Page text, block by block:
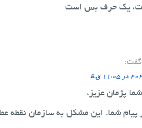
یک حرف بس است
گفت:
ق.ظ
پژمان عزیز،
پیام شما. این مشکل به سازمان نقطه